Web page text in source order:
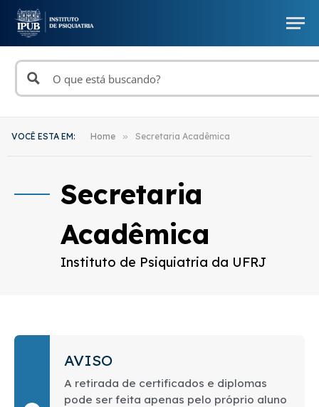
VOCÊ ESTA EM: Home » Secretaria Acadêmica
Secretaria
Acadêmica
Instituto de Psiquiatria da UFRJ
AVISO
A retirada de certificados e diplomas
pode ser feita apenas pelo próprio aluno